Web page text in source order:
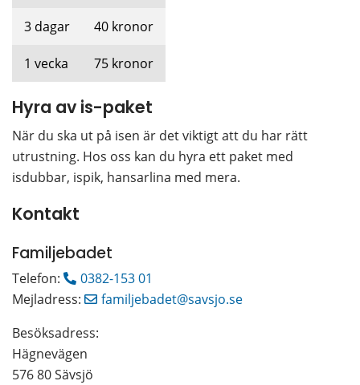
3 dagar 40 kronor
1 vecka 75 kronor
Hyra av is-paket
När du ska ut på isen är det viktigt att du har rätt
utrustning. Hos oss kan du hyra ett paket med
isdubbar, ispik, hansarlina med mera.
Kontakt
Familjebadet
Telefon:
0382-153 01
Mejladress:
familjebadet@savsjo.se
Besöksadress:
Hägnevägen
576 80 Sävsjö